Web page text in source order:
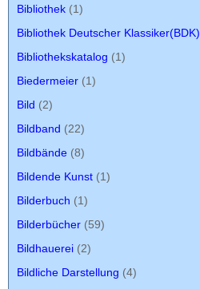
Bibliothek (1)
Bibliothek Deutscher Klassiker(BDK)
Bibliothekskatalog (1)
Biedermeier (1)
Bild (2)
Bildband (22)
Bildbände (8)
Bildende Kunst (1)
Bilderbuch (1)
Bilderbücher (59)
Bildhauerei (2)
Bildliche Darstellung (4)